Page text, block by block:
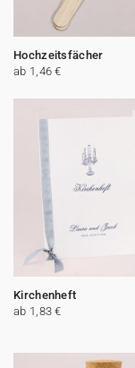
Hochzeitsfächer
ab 1,46 €
Kirchenheft
ab 1,83 €